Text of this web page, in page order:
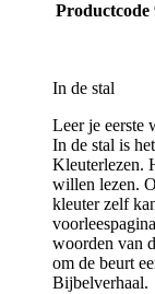
Productcode
In de stal
Leer je eerste
In de stal is
Kleuterlezen.
willen lezen.
kleuter zelf
woorden van
om de beurt
Bijbelverhaal.